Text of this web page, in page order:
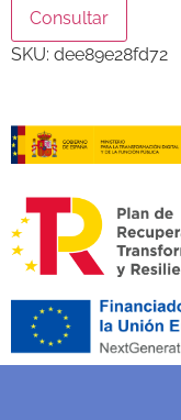
Consultar
SKU: dee89e28fd72